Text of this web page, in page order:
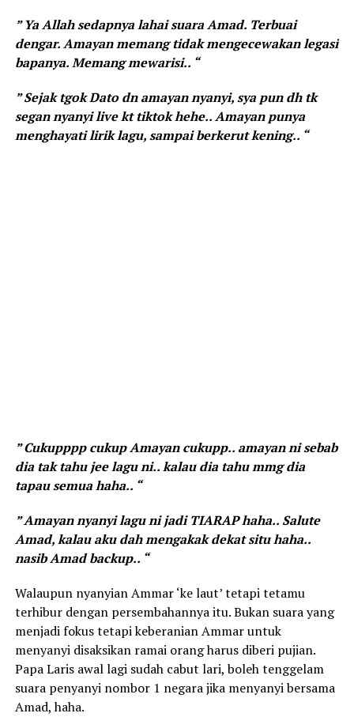
” Ya Allah sedapnya lahai suara Amad. Terbuai
dengar. Amayan memang tidak mengecewakan legasi
bapanya. Memang mewarisi.. “
” Sejak tgok Dato dn amayan nyanyi, sya pun dh tk
segan nyanyi live kt tiktok hehe.. Amayan punya
menghayati lirik lagu, sampai berkerut kening.. “
” Cukupppp cukup Amayan cukupp.. amayan ni sebab
dia tak tahu jee lagu ni.. kalau dia tahu mmg dia
tapau semua haha.. “
” Amayan nyanyi lagu ni jadi TIARAP haha.. Salute
Amad, kalau aku dah mengakak dekat situ haha..
nasib Amad backup.. “
Walaupun nyanyian Ammar ‘ke laut’ tetapi tetamu
terhibur dengan persembahannya itu. Bukan suara yang
menjadi fokus tetapi keberanian Ammar untuk
menyanyi disaksikan ramai orang harus diberi pujian.
Papa Laris awal lagi sudah cabut lari, boleh tenggelam
suara penyanyi nombor 1 negara jika menyanyi bersama
Amad, haha.